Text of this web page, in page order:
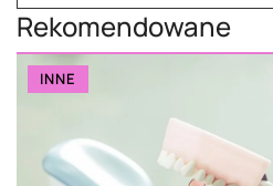
Rekomendowane
INNE